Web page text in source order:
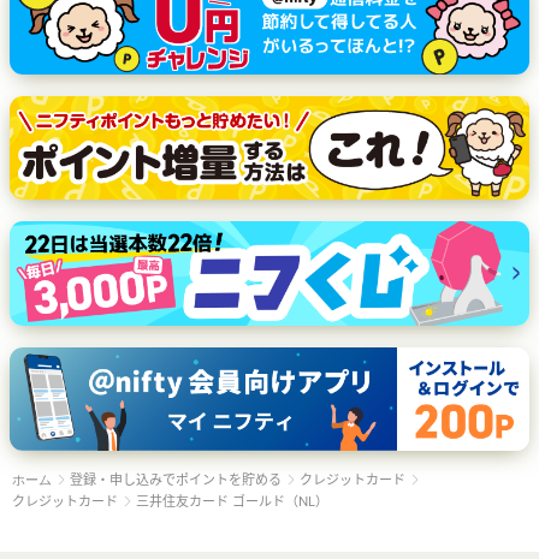
ホーム 登録・申し込みでポイントを貯める
クレジットカード
クレジットカード
三井住友カード ゴールド（NL）